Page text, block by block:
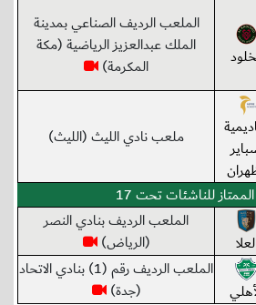
الملعب الرديف الصناعي بمدينة
الملك عبدالعزيز الرياضية (مكة
المكرمة)
ملعب نادي الليث (الليث)
للناشئات تحت 17
الملعب الرديف بنادي النصر
(الرياض)
الملعب الرديف رقم (1) بنادي الاتحاد
(جدة)